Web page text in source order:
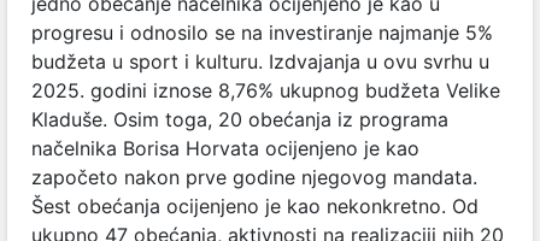
progresu i odnosilo se na investiranje najmanje 5%
budžeta u sport i kulturu. Izdvajanja u ovu svrhu u
2025. godini iznose 8,76% ukupnog budžeta Velike
Kladuše. Osim toga, 20 obećanja iz programa
načelnika Borisa Horvata ocijenjeno je kao
započeto nakon prve godine njegovog mandata.
Šest obećanja ocijenjeno je kao nekonkretno. Od
ukupno 47 obećanja, aktivnosti na realizaciji njih 20